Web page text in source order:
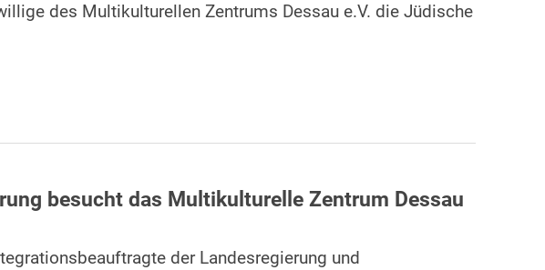
des Multikulturellen Zentrums Dessau e.V. die Jüdische
besucht das Multikulturelle Zentrum Dessau
der Landesregierung und